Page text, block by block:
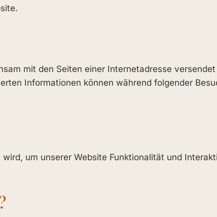
mit den Seiten einer Internetadresse
Informationen können während folgender
um unserer Website Funktionalität und